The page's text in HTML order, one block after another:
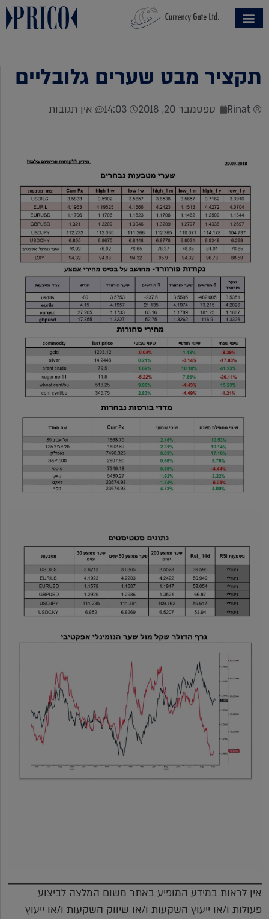
תקציר מבט שערים גלובליים
Rinat ספטמבר 20, 2018 14:03 אין תגובות
אין לראות במידע המופיע באתר משום המלצה לביצוע
פעולות ו/או ייעוץ השקעות ו/או שיווק השקעות ו/או ייעוץ